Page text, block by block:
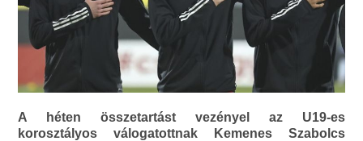
A héten összetartást vezényel az U19-es
korosztályos válogatottnak Kemenes Szabolcs